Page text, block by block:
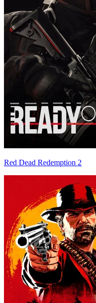
Red Dead Redemption 2